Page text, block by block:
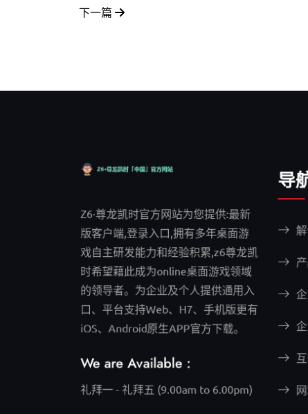
下一篇
Z6·尊龙凯时官方网站为您提供:最新
版客户端,登录入口,拥有多年桌面游
戏自主研发能力和经验积累,z6尊龙凯
时希望藉此成为online桌面游戏领域
的领导者。为企业及个人提供通用入
口、平台支持Web、H7、手机版更有
iOS、Android原生APP官方下载。
We are Available :
礼拜一 - 礼拜五 (9.00am to 6.00pm)
导